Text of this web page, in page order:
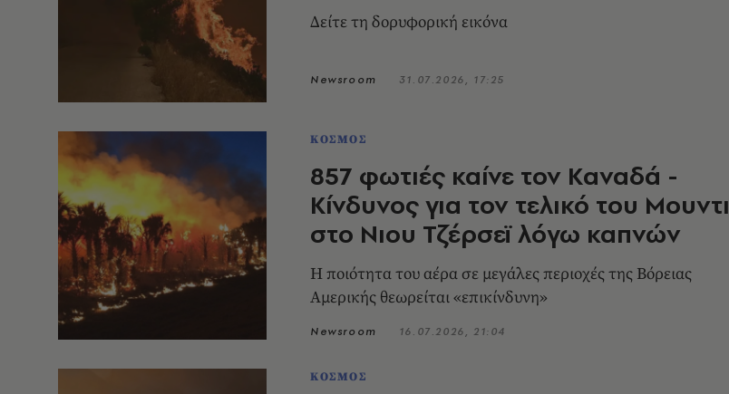
Δείτε τη δορυφορική εικόνα
Newsroom 31.07.2026, 17:25
ΚΟΣΜΟΣ
857 φωτιές καίνε τον Καναδά -
Κίνδυνος για τον τελικό του
στο Νιου Τζέρσεϊ λόγω καπνών
Η ποιότητα του αέρα σε μεγάλες περιοχές της Βόρειας
Αμερικής θεωρείται «επικίνδυνη»
Newsroom 16.07.2026, 21:04
ΚΟΣΜΟΣ